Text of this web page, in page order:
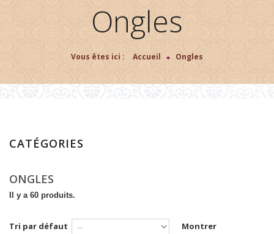
Ongles
Vous êtes ici : Accueil > Ongles
CATÉGORIES
ONGLES
Il y a 60 produits.
Tri par défaut Montrer